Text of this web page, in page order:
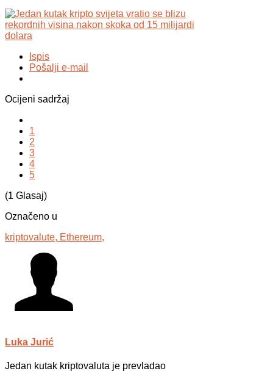
Ispis
Pošalji e-mail
Ocijeni sadržaj
1
2
3
4
5
(1 Glasaj)
Označeno u
kriptovalute, Ethereum,
Luka Jurić
Jedan kutak kriptovaluta je prevladao